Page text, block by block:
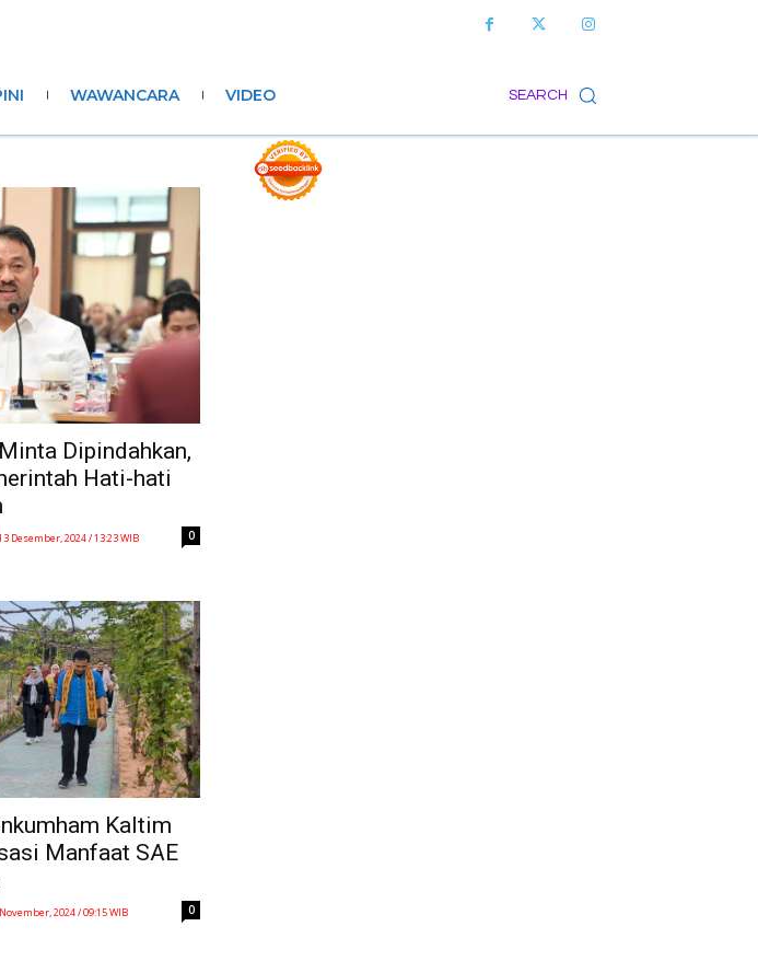
SEARCH
WAWANCARA VIDEO
Dipindahkan,
Hati-hati
Desember, 2024 / 13:23 WIB 0
Kaltim
Manfaat SAE
2024 / 09:15 WIB 0